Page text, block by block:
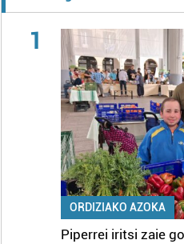
1
ORDIZIAKO AZOKA
Piperrei iritsi zaie